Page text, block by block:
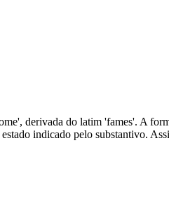
derivada do latim 'fames'. A
indicado pelo substantivo.